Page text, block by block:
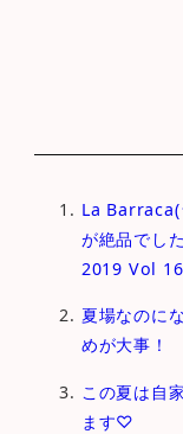
La Barraca(
が絶品でし
2019 Vol 16
夏場なのに
めが大事！
この夏は自
ます♡